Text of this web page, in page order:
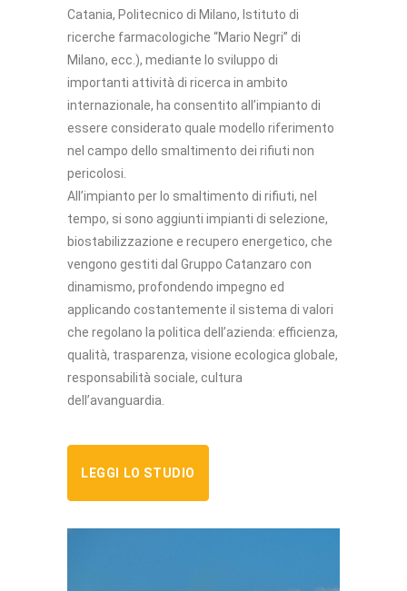
Catania, Politecnico di Milano, Istituto di
ricerche farmacologiche “Mario Negri” di
Milano, ecc.), mediante lo sviluppo di
importanti attività di ricerca in ambito
internazionale, ha consentito all’impianto di
essere considerato quale modello riferimento
nel campo dello smaltimento dei rifiuti non
pericolosi.
All’impianto per lo smaltimento di rifiuti, nel
tempo, si sono aggiunti impianti di selezione,
biostabilizzazione e recupero energetico, che
vengono gestiti dal Gruppo Catanzaro con
dinamismo, profondendo impegno ed
applicando costantemente il sistema di valori
che regolano la politica dell’azienda: efficienza,
qualità, trasparenza, visione ecologica globale,
responsabilità sociale, cultura
dell’avanguardia.
LEGGI LO STUDIO